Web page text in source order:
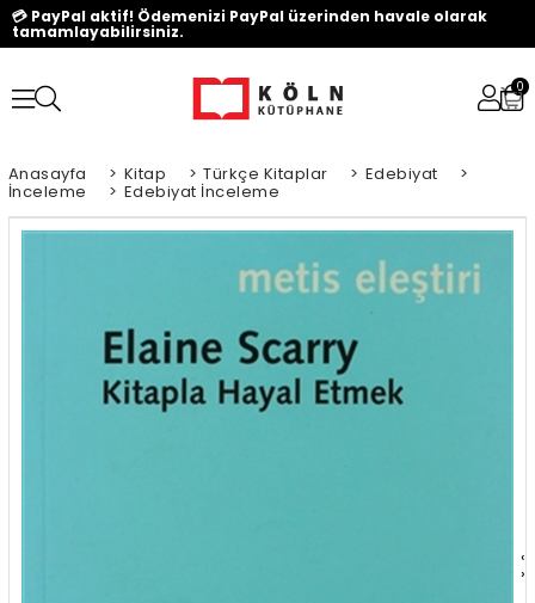
💳 PayPal aktif! Ödemenizi PayPal üzerinden havale olarak
tamamlayabilirsiniz.
0
Anasayfa > Kitap > Türkçe Kitaplar > Edebiyat >
İnceleme > Edebiyat İnceleme
‹
›